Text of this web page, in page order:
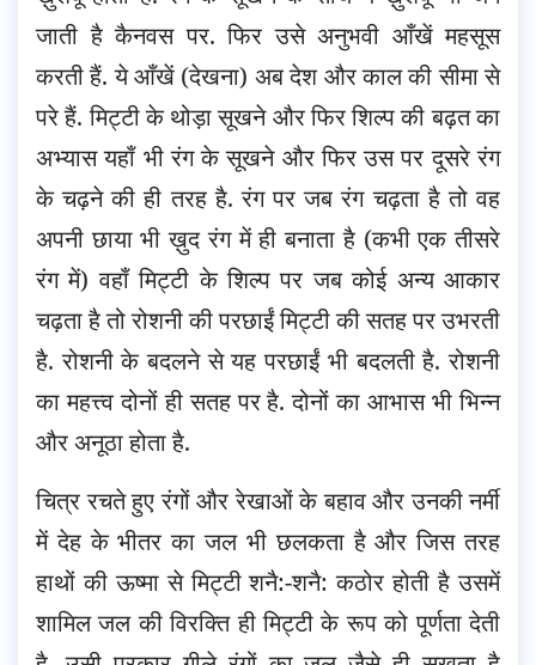
जाती है कैनवस पर. फिर उसे अनुभवी आँखें महसूस
करती हैं. ये आँखें (देखना) अब देश और काल की सीमा से
परे हैं. मिट्टी के थोड़ा सूखने और फिर शिल्प की बढ़त का
अभ्यास यहाँ भी रंग के सूखने और फिर उस पर दूसरे रंग
के चढ़ने की ही तरह है. रंग पर जब रंग चढ़ता है तो वह
अपनी छाया भी ख़ुद रंग में ही बनाता है (कभी एक तीसरे
रंग में) वहाँ मिट्टी के शिल्प पर जब कोई अन्य आकार
चढ़ता है तो रोशनी की परछाईं मिट्टी की सतह पर उभरती
है. रोशनी के बदलने से यह परछाईं भी बदलती है. रोशनी
का महत्त्व दोनों ही सतह पर है. दोनों का आभास भी भिन्न
और अनूठा होता है.
चित्र रचते हुए रंगों और रेखाओं के बहाव और उनकी नर्मी
में देह के भीतर का जल भी छलकता है और जिस तरह
हाथों की ऊष्मा से मिट्टी शनै:-शनै: कठोर होती है उसमें
शामिल जल की विरक्ति ही मिट्टी के रूप को पूर्णता देती